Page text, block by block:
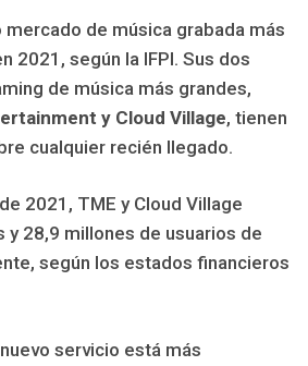
mercado de música grabada más
2021, según la IFPI. Sus dos
de música más grandes,
y Cloud Village, tienen
cualquier recién llegado.
2021, TME y Cloud Village
y 28,9 millones de usuarios de
según los estados financieros
servicio está más